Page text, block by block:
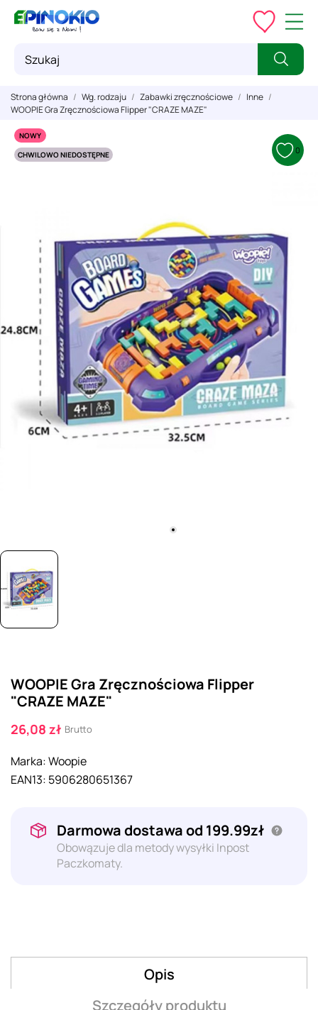
Strona główna Wg. rodzaju Zabawki zręcznościowe
Inne
WOOPIE Gra Zręcznościowa Flipper "CRAZE MAZE"
NOWY
CHWILOWO NIEDOSTĘPNE
0
WOOPIE Gra Zręcznościowa Flipper
"CRAZE MAZE"
26,08 zł Brutto
Marka:Woopie
EAN13: 5906280651367
Darmowa dostawa od 199.99zł
Obowązuje dla metody wysyłki Inpost
Paczkomaty.
Opis
Szczegóły produktu